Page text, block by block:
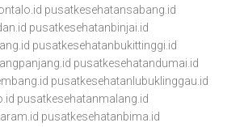
pusatkesehatansabang.id
pusatkesehatanbinjai.id
pusatkesehatanbukittinggi.id
pusatkesehatandumai.id
pusatkesehatanlubuklinggau.id
pusatkesehatanmalang.id
pusatkesehatanbima.id